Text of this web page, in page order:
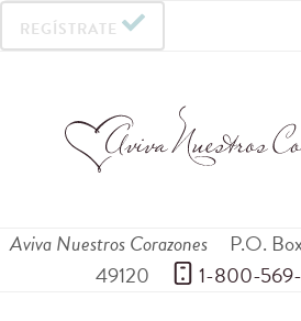
REGÍSTRATE
Aviva Nuestros Corazones P.O.
49120
1-800-